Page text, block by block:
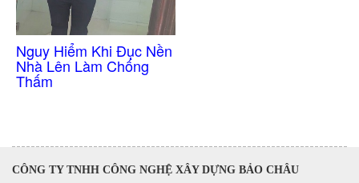
CÔNG TY TNHH CÔNG NGHỆ XÂY DỰNG BẢO CHÂU